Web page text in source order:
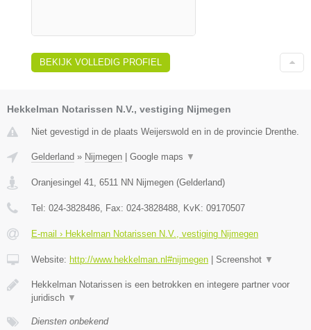
BEKIJK VOLLEDIG PROFIEL
Hekkelman Notarissen N.V., vestiging Nijmegen
Niet gevestigd in de plaats Weijerswold en in de provincie Drenthe.
Gelderland » Nijmegen Google maps ▼
Oranjesingel 41, 6511 NN Nijmegen (Gelderland)
Tel: 024-3828486, Fax: 024-3828488, KvK: 09170507
E-mail › Hekkelman Notarissen N.V., vestiging Nijmegen
Website: http://www.hekkelman.nl#nijmegen Screenshot ▼
Hekkelman Notarissen is een betrokken en integere partner voor
juridisch ▼
Diensten onbekend